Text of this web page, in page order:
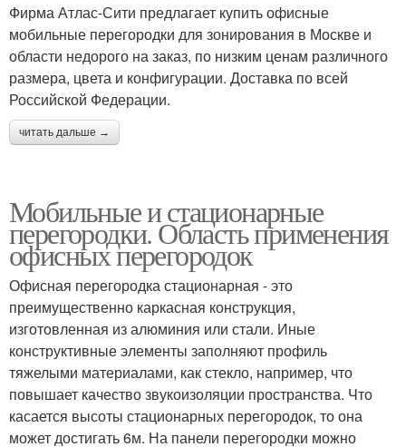
Фирма Атлас-Сити предлагает купить офисные
мобильные перегородки для зонирования в Москве и
области недорого на заказ, по низким ценам различного
размера, цвета и конфигурации. Доставка по всей
Российской Федерации.
читать дальше →
Мобильные и стационарные
перегородки. Область применения
офисных перегородок
Офисная перегородка стационарная - это
преимущественно каркасная конструкция,
изготовленная из алюминия или стали. Иные
конструктивные элементы заполняют профиль
тяжелыми материалами, как стекло, например, что
повышает качество звукоизоляции пространства. Что
касается высоты стационарных перегородок, то она
может достигать 6м. На панели перегородки можно